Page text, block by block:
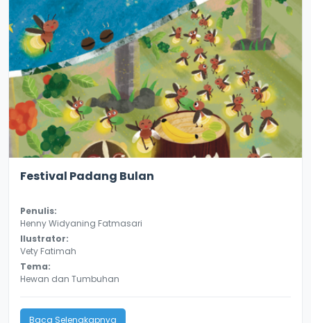
Festival Padang Bulan
Penulis:
Henny Widyaning Fatmasari
Ilustrator:
Vety Fatimah
Tema:
Hewan dan Tumbuhan
Baca Selengkapnya